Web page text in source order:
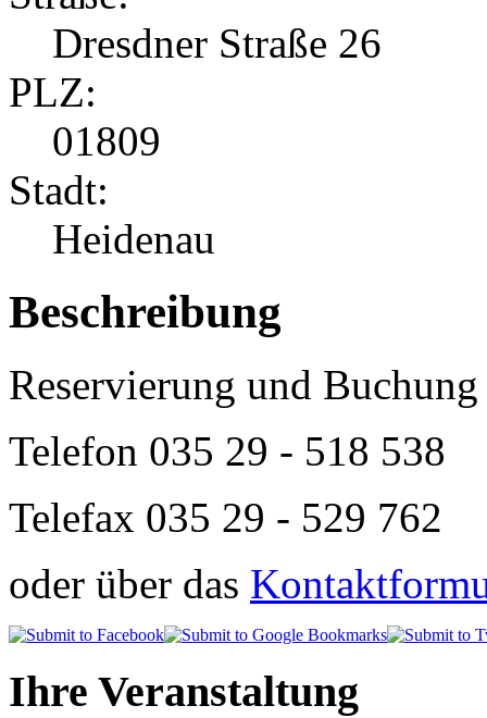
Dresdner Straße 26
PLZ:
01809
Stadt:
Heidenau
Beschreibung
Reservierung und
Telefon 035 29 - 518 538
Telefax 035 29 - 529 762
oder über das
Ihre Veranstaltung